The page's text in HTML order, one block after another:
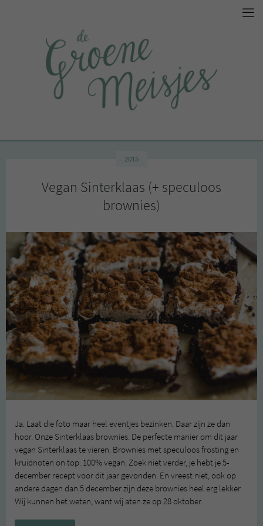
2015
Vegan Sinterklaas (+ speculoos
brownies)
Ja. Laat die foto maar heel eventjes bezinken. Daar zijn ze dan
hoor. Onze Sinterklaas brownies. De perfecte manier om dit jaar
vegan Sinterklaas te vieren. Brownies met speculoos frosting en
kruidnoten on top. 100% vegan. Zoek niet verder, je hebt je 5-
december recept voor dit jaar gevonden. En vreest niet, ook op
andere dagen dan 5 december zijn deze brownies heel erg lekker.
Wij kunnen het weten, want wij aten ze op 28 oktober.